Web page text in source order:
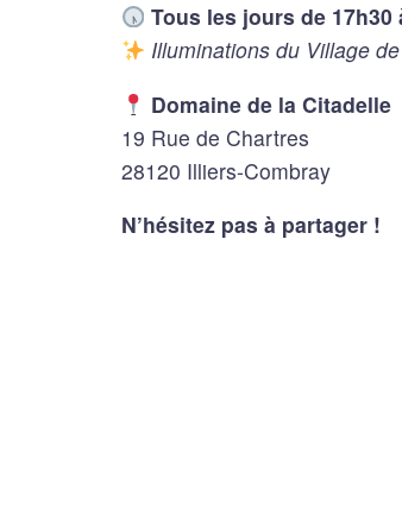
Tous les jours de 17h30
Illuminations du Village
Domaine de la Citadelle
19 Rue de Chartres
28120 Illiers-Combray
N’hésitez pas à partager !